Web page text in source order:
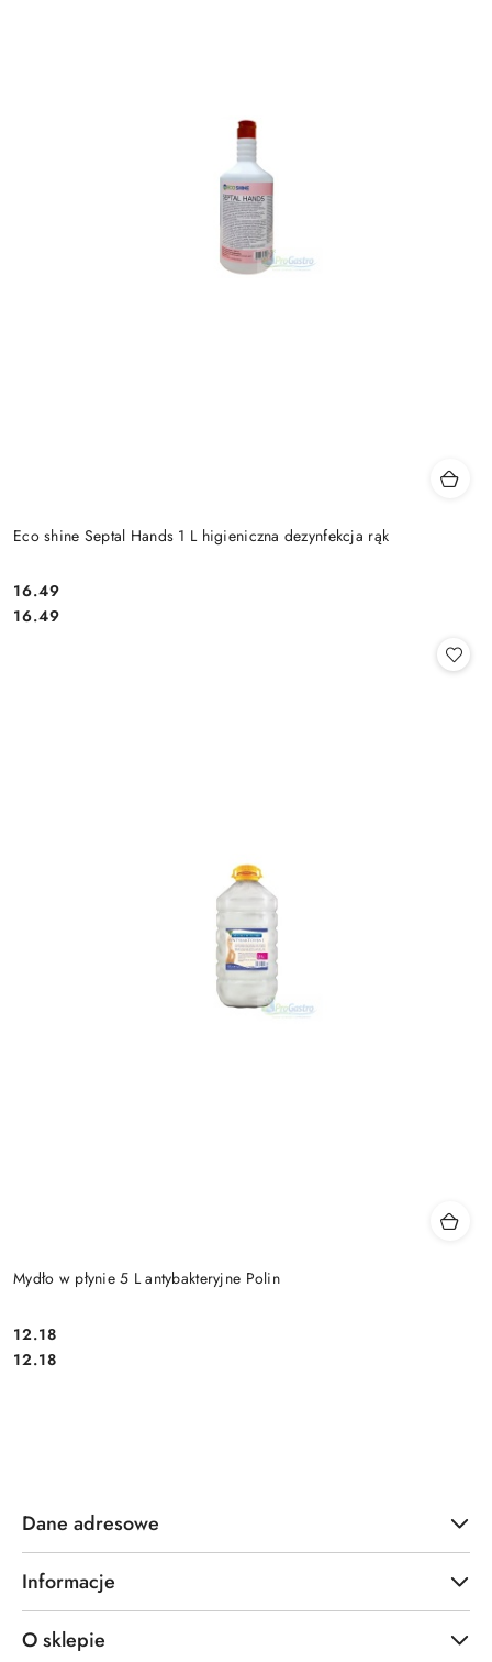
Eco shine Septal Hands 1 L higieniczna dezynfekcja rąk
Cena:
16.49
Cena:
16.49
Mydło w płynie 5 L antybakteryjne Polin
Cena:
12.18
Cena:
12.18
Dane adresowe
Informacje
O sklepie